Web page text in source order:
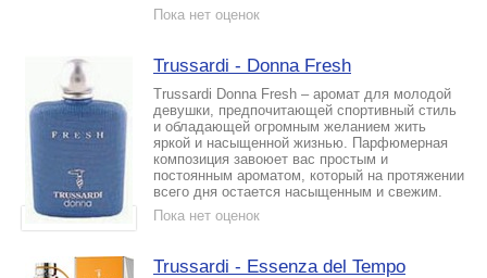
Пока нет оценок
Trussardi - Donna Fresh
Trussardi Donna Fresh – аромат для молодой
девушки, предпочитающей спортивный стиль
и обладающей огромным желанием жить
яркой и насыщенной жизнью. Парфюмерная
композиция завоюет вас простым и
постоянным ароматом, который на протяжении
всего дня остается насыщенным и свежим.
Пока нет оценок
Trussardi - Essenza del Tempo